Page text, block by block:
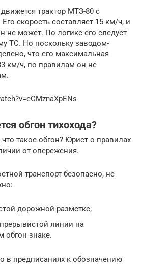
трактор МТЗ-80 с
скорость составляет 15 км/ч, и
не может. По логике его следует
ТС. Но поскольку заводом-
что его максимальная
км/ч, по правилам он не
обгон тихохода?
такое обгон? Юрист о правилах
от опережения.
транспорт безопасно, не
дорожной разметке;
линии на
знаке.
в предписаниях к обозначению